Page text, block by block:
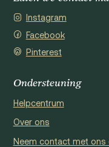
Instagram
Facebook
Pinterest
Ondersteuning
Helpcentrum
Over ons
Neem contact met ons